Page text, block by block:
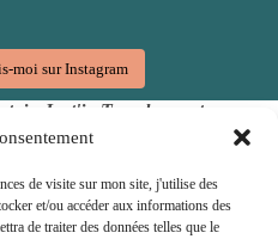
de visite sur mon site, j'utilise des
et/ou accéder aux informations des
de traiter des données telles que le
moi sur Instagram
: Just'in Travel accepte
!